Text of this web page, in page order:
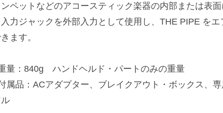
ンペットなどのアコースティック楽器の内部または表
入力ジャックを外部入力として使用し、THE PIPE を
ます。
量：840g ハンドヘルド・パートのみの重量
属品：ACアダプター、ブレイクアウト・ボックス、